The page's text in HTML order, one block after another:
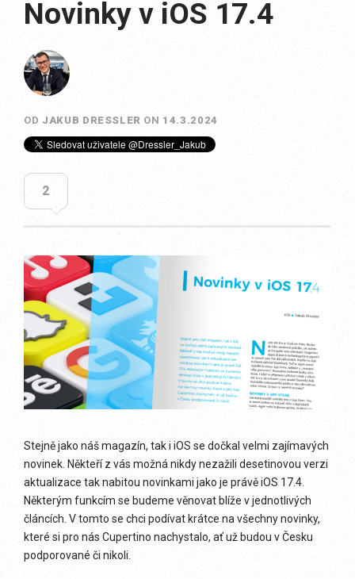
Novinky v iOS 17.4
OD JAKUB DRESSLER ON 14.3.2024
2
Stejně jako náš magazín, tak i iOS se dočkal velmi zajímavých
novinek. Někteří z vás možná nikdy nezažili desetinovou verzi
aktualizace tak nabitou novinkami jako je právě iOS 17.4.
Některým funkcím se budeme věnovat blíže v jednotlivých
článcích. V tomto se chci podívat krátce na všechny novinky,
které si pro nás Cupertino nachystalo, ať už budou v Česku
podporované či nikoli.